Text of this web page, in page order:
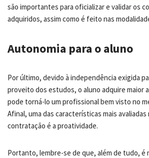
são importantes para oficializar e validar os
adquiridos, assim como é feito nas
Autonomia para o aluno
Por último, devido à independência exigida
proveito dos estudos, o aluno adquire maior
pode torná-lo um profissional bem visto no
Afinal, uma das características mais
contratação é a proatividade.
Portanto, lembre-se de que, além de tudo, é